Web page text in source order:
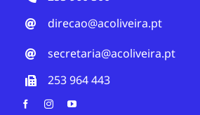
direcao@acoliveira.pt
secretaria@acoliveira.pt
253 964 443